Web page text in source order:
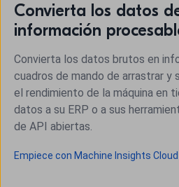
Convierta los datos
información
Convierta los datos brutos en
cuadros de mando de arrastrar y
el rendimiento de la máquina en
datos a su ERP o a sus
de API abiertas.
Empiece con Machine Insights Cloud